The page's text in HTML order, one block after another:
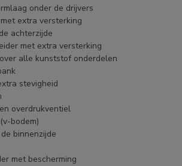
onder de drijvers
extra versterking
achterzijde
met extra versterking
alle kunststof onderdelen
stevigheid
overdrukventiel
bodem)
binnenzijde
met bescherming